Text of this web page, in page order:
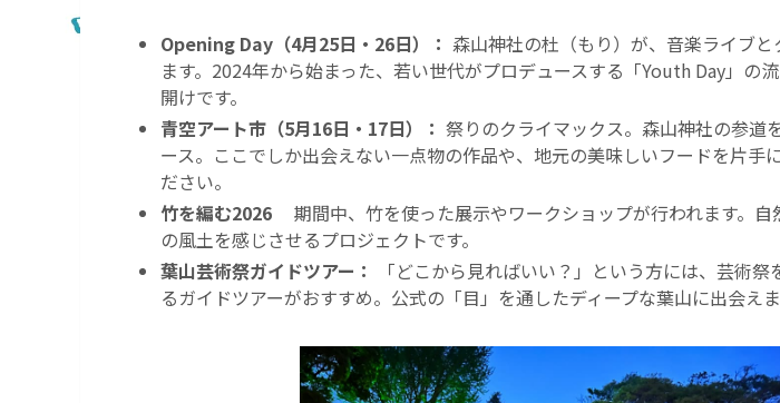
Opening Day（4月25日・26日）： 森山神社の杜（もり）が、音楽ライブ
ます。2024年から始まった、若い世代がプロデュースする「Youth Day」の
開けです。
青空アート市（5月16日・17日）： 祭りのクライマックス。森山神社の参道
ース。ここでしか出会えない一点物の作品や、地元の美味しいフードを片手
ださい。
竹を編む2026 期間中、竹を使った展示やワークショップが行われます。自
の風土を感じさせるプロジェクトです。
葉山芸術祭ガイドツアー：
「どこから見ればいい？」という方には、芸術
るガイドツアーがおすすめ。公式の「目」を通したディープな葉山に出会えま